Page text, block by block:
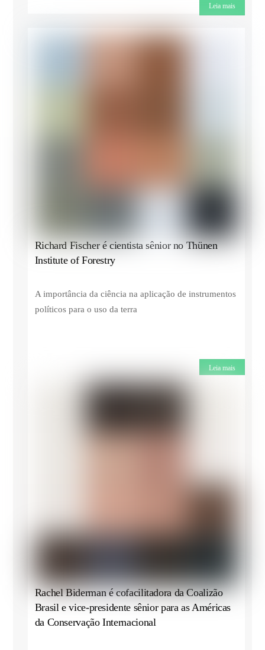
Leia mais
Richard Fischer é cientista sênior no Thünen
Institute of Forestry
A importância da ciência na aplicação de instrumentos
políticos para o uso da terra
Leia mais
Rachel Biderman é cofacilitadora da Coalizão
Brasil e vice-presidente sênior para as Américas
da Conservação Internacional